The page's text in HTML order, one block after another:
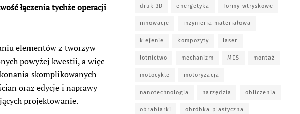
łączenia tychże operacji
elementów z tworzyw
powyżej kwestii, a więc
skomplikowanych
oraz edycje i naprawy
projektowanie.
druk 3D energetyka formy wtryskowe
innowacje inżynieria materiałowa
klejenie kompozyty laser
lotnictwo mechanizm MES montaż
motocykle motoryzacja
nanotechnologia narzędzia obliczenia
obrabiarki obróbka plastyczna